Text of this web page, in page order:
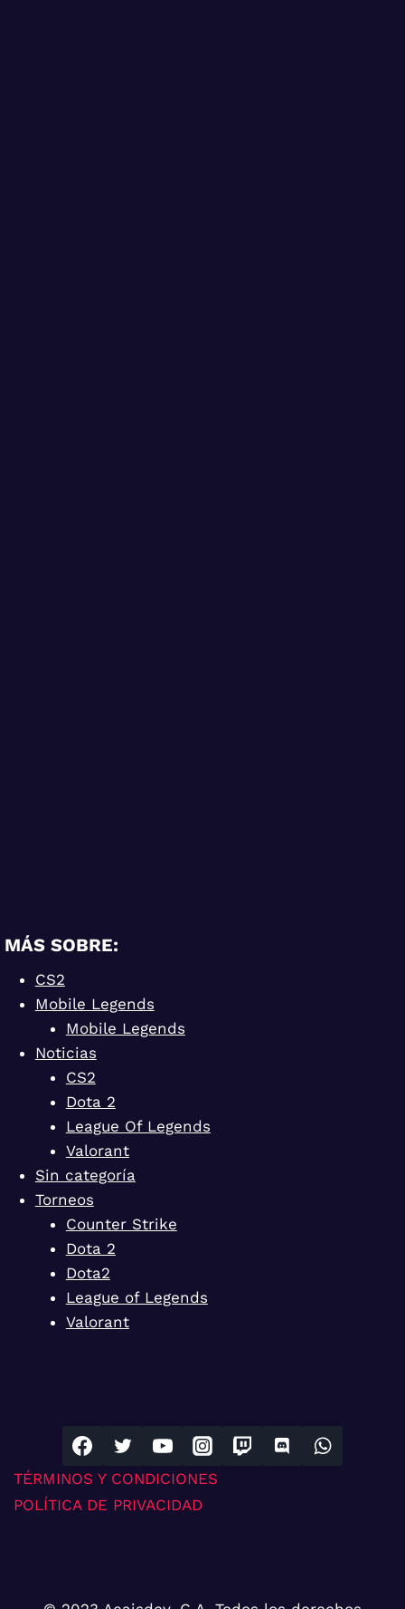
MÁS SOBRE:
CS2
Mobile Legends
Mobile Legends
Noticias
CS2
Dota 2
League Of Legends
Valorant
Sin categoría
Torneos
Counter Strike
Dota 2
Dota2
League of Legends
Valorant
TÉRMINOS Y CONDICIONES
POLÍTICA DE PRIVACIDAD